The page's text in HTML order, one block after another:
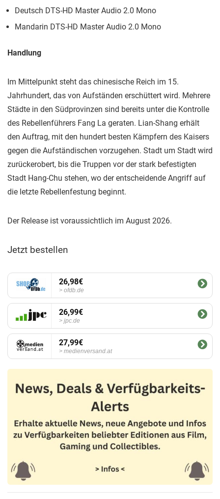
Deutsch DTS-HD Master Audio 2.0 Mono
Mandarin DTS-HD Master Audio 2.0 Mono
Handlung
Im Mittelpunkt steht das chinesische Reich im 15.
Jahrhundert, das von Aufständen erschüttert wird. Mehrere
Städte in den Südprovinzen sind bereits unter die Kontrolle
des Rebellenführers Fang La geraten. Lian-Shang erhält
den Auftrag, mit den hundert besten Kämpfern des Kaisers
gegen die Aufständischen vorzugehen. Stadt um Stadt wird
zurückerobert, bis die Truppen vor der stark befestigten
Stadt Hang-Chu stehen, wo der entscheidende Angriff auf
die letzte Rebellenfestung beginnt.
Der Release ist voraussichtlich im August 2026.
Jetzt bestellen
26,98€
ofdb.de
26,99€
jpc.de
27,99€
medienversand.at